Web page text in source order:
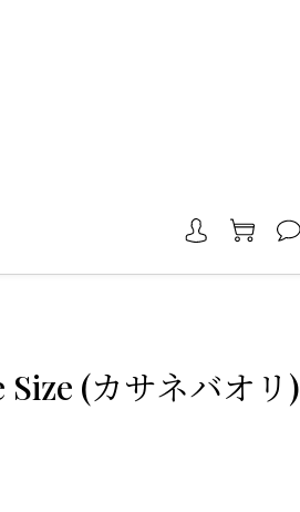
Size (カサネバオリ)